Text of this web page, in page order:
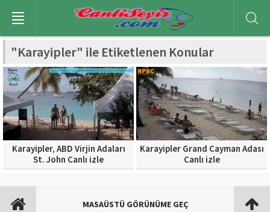
"Karayipler" ile Etiketlenen Konular
Karayipler, ABD Virjin Adaları
St. John Canlı izle
Karayipler Grand Cayman Adası
Canlı izle
MASAÜSTÜ GÖRÜNÜME GEÇ